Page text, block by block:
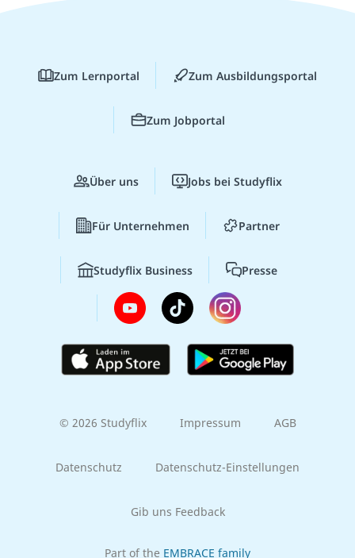
Zum Lernportal Zum Ausbildungsportal
Zum Jobportal
Über uns Jobs bei Studyflix
Für Unternehmen Partner
Studyflix Business Presse
© 2026 Studyflix Impressum AGB
Datenschutz Datenschutz-Einstellungen
Gib uns Feedback
Part of the EMBRACE family